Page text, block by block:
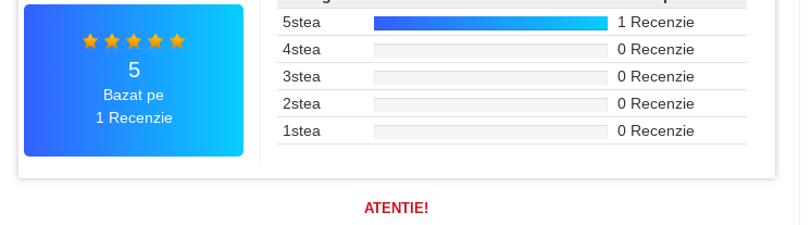
5
Bazat pe
1 Recenzie
5stea
1 Recenzie
4stea
0 Recenzie
3stea
0 Recenzie
2stea
0 Recenzie
1stea
0 Recenzie
ATENTIE!